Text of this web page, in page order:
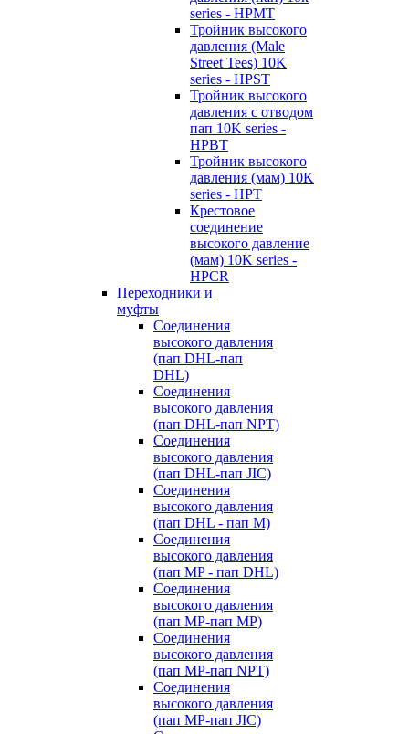
series - HPMT
Тройник высокого
давления (Male
Street Tees) 10K
series - HPST
Тройник высокого
давления с отводом
пап 10K series -
HPBT
Тройник высокого
давления (мам) 10K
series - HPT
Крестовое
соединение
высокого давление
(мам) 10K series -
HPCR
Переходники и
муфты
Cоединения
высокого давления
(пап DHL-пап
DHL)
Соединения
высокого давления
(пап DHL-пап NPT)
Соединения
высокого давления
(пап DHL-пап JIC)
Cоединения
высокого давления
(пап DHL - пап M)
Cоединения
высокого давления
(пап MP - пап DHL)
Соединения
высокого давления
(пап MP-пап MP)
Соединения
высокого давления
(пап MP-пап NPT)
Соединения
высокого давления
(пап MP-пап JIC)